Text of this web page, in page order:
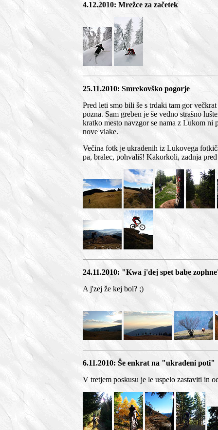
4.12.2010: Mrežce za začetek
25.11.2010: Smrekovško pogorje
Pred leti smo bili še s trdaki tam gor
pozna. Sam greben je še vedno strašno
kratko mesto navzgor se nama z Lukom ni
nove vlake.
Večina fotk je ukradenih iz Lukovega
pa, bralec, pohvališ! Kakorkoli, zadnja
24.11.2010: "Kwa j'dej spet babe
A j'zej že kej bol? ;)
6.11.2010: Še enkrat na "ukradeni poti"
V tretjem poskusu je le uspelo zastaviti in